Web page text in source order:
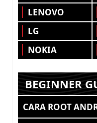
LENOVO
LG
NOKIA
BEGINNER
CARA ROOT